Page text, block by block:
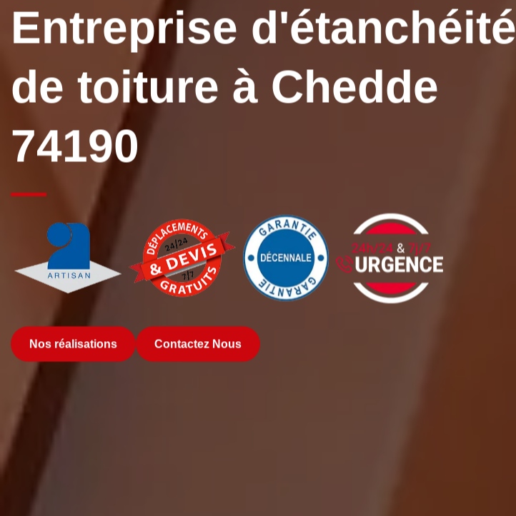
Entreprise d'étanchéité
de toiture à Chedde
74190
Nos réalisations Contactez Nous